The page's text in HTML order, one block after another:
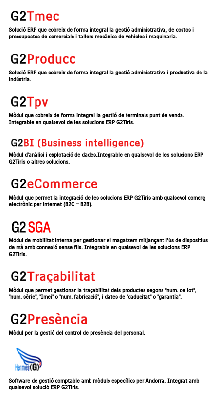
Solució ERP que cobreix de forma integral la gestió administrativa, de costos i
pressupostos de comercials i tallers mecànics de vehicles i maquinaria.
Solució ERP que cobreix de forma integral la gestió administrativa i productiva de la
indústria.
Mòdul que cobreix de forma integral la gestió de terminals punt de venda.
Integrable en qualsevol de les solucions ERP G2Tiris.
Mòdul d'anàlisi i explotació de dades.Integrable en qualsevol de les solucions ERP
G2Tiris o altres solucions.
Mòdul que permet la integració de les solucions ERP G2Tiris amb qualsevol comerç
electrònic per internet (B2C – B2B).
Mòdul de mobilitat interna per gestionar el magatzem mitjançant l’ús de dispositius
de mà amb connexió sense fils. Integrable en qualsevol de les solucions ERP
G2Tiris.
Mòdul que permet gestionar la traçabilitat dels productes segons "num. de lot",
"num. sèrie", "Imei" o "num. fabricació", i dates de "caducitat" o "garantia".
Mòdul per la gestió del control de presència del personal.
Software de gestió comptable amb mòduls específics per Andorra. Integrat amb
qualsevol solució ERP G2Tiris.